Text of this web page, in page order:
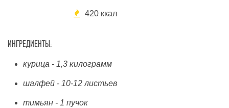
420 ккал
ИНГРЕДИЕНТЫ:
курица - 1,3 килограмм
шалфей - 10-12 листьев
тимьян - 1 пучок